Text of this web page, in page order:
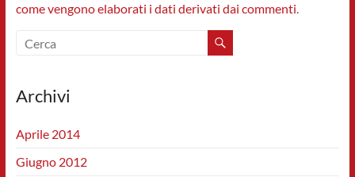
come vengono elaborati i dati derivati dai commenti.
Archivi
Aprile 2014
Giugno 2012